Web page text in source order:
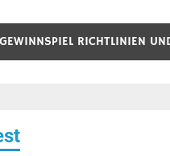
GEWINNSPIEL RICHTLINIEN